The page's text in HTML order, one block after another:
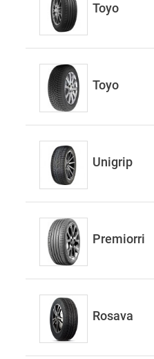
Toyo
Toyo
Unigrip
Premiorri
Rosava